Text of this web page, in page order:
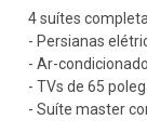
4 suítes
- Persianas
- Ar-
- TVs de 65
- Suíte master